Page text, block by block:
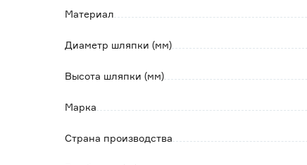
Материал
Диаметр шляпки (мм)
Высота шляпки (мм)
Марка
Страна производства